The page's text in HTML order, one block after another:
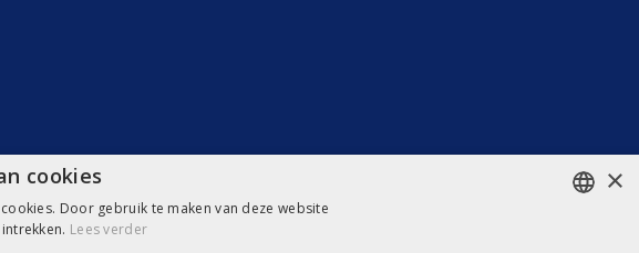
×
cookies
Door gebruik te maken van deze website
Lees verder